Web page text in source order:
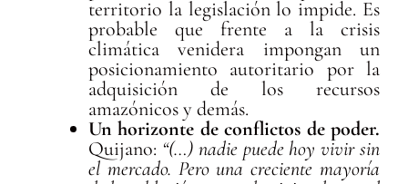
territorio la legislación lo impide. Es
probable que frente a la crisis
climática venidera impongan un
posicionamiento autoritario por la
adquisición de los recursos
amazónicos y demás.
Un horizonte de conflictos de poder.
Quijano: “(…) nadie puede hoy vivir sin
el mercado. Pero una creciente mayoría